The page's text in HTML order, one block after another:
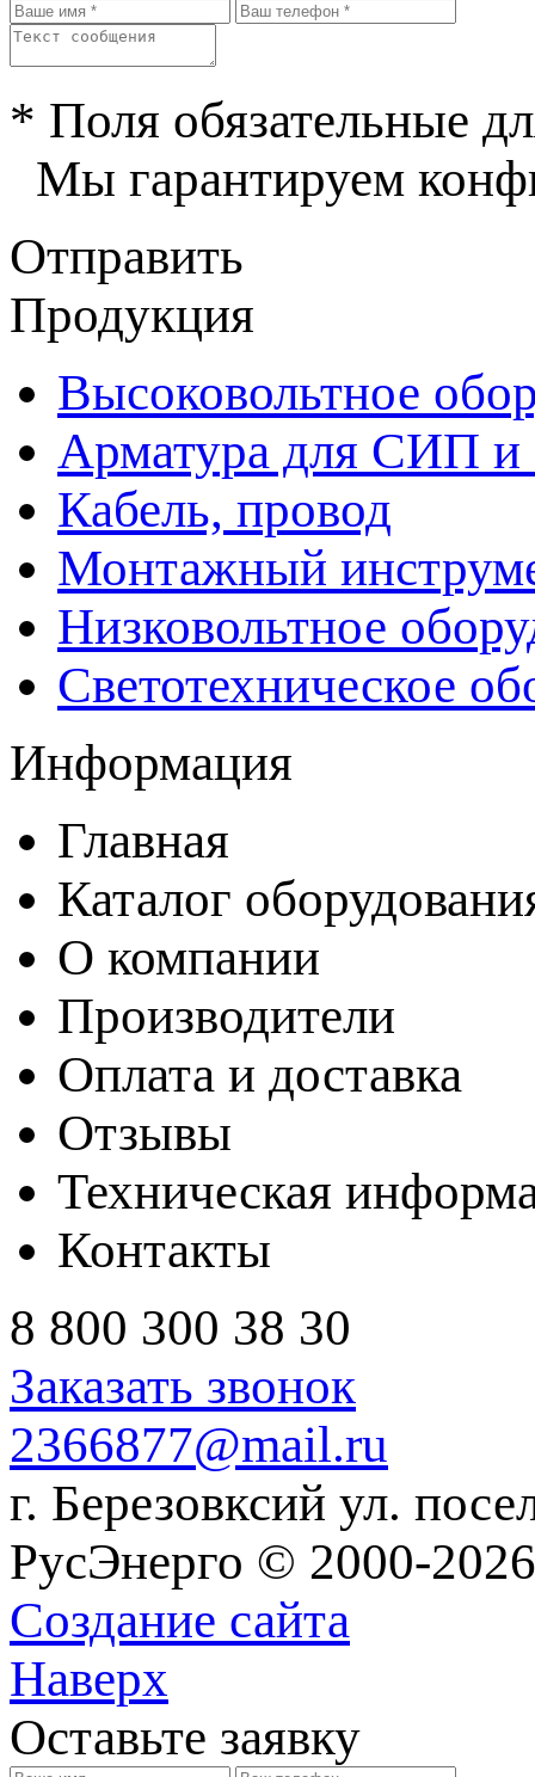
* Поля обязательные
Мы гарантируем
Отправить
Продукция
Высоковольтное
Арматура для СИП
Кабель, провод
Монтажный
Низковольтное
Светотехническое
Информация
Главная
Каталог
О компании
Производители
Оплата и доставка
Отзывы
Техническая
Контакты
8 800 300 38 30
Заказать звонок
2366877@mail.ru
г. Березовксий ул.
РусЭнерго © 2000-
Создание сайта
Наверх
Оставьте заявку